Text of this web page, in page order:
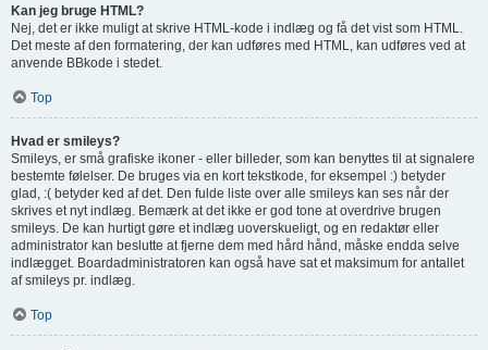
Kan jeg bruge HTML?
Nej, det er ikke muligt at skrive HTML-kode i indlæg og få det vist som HTML.
Det meste af den formatering, der kan udføres med HTML, kan udføres ved at
anvende BBkode i stedet.
Top
Hvad er smileys?
Smileys, er små grafiske ikoner - eller billeder, som kan benyttes til at signalere
bestemte følelser. De bruges via en kort tekstkode, for eksempel :) betyder
glad, :( betyder ked af det. Den fulde liste over alle smileys kan ses når der
skrives et nyt indlæg. Bemærk at det ikke er god tone at overdrive brugen
smileys. De kan hurtigt gøre et indlæg uoverskueligt, og en redaktør eller
administrator kan beslutte at fjerne dem med hård hånd, måske endda selve
indlægget. Boardadministratoren kan også have sat et maksimum for antallet
af smileys pr. indlæg.
Top